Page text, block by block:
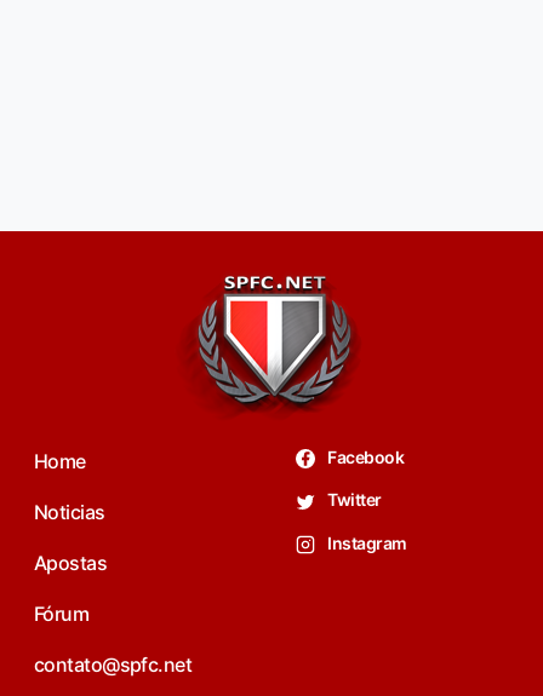
Home
Noticias
Apostas
Fórum
contato@spfc.net
Facebook
Twitter
Instagram